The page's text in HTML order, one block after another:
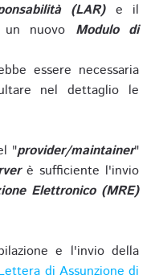
(LAR)e il
nuovo Modulo di
essere necessaria
nel dettaglio le
"provider/maintainer"
è sufficiente l'invio
Elettronico (MRE)
e l'invio della